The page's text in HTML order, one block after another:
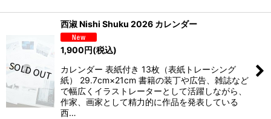
西淑 Nishi Shuku 2026 カレンダー
1,900円(税込)
カレンダー 表紙付き 13枚（表紙トレーシング
紙） 29.7cm×21cm 書籍の装丁や広告、雑誌など
で幅広くイラストレーターとして活躍しながら、
作家、画家として精力的に作品を発表している
西…